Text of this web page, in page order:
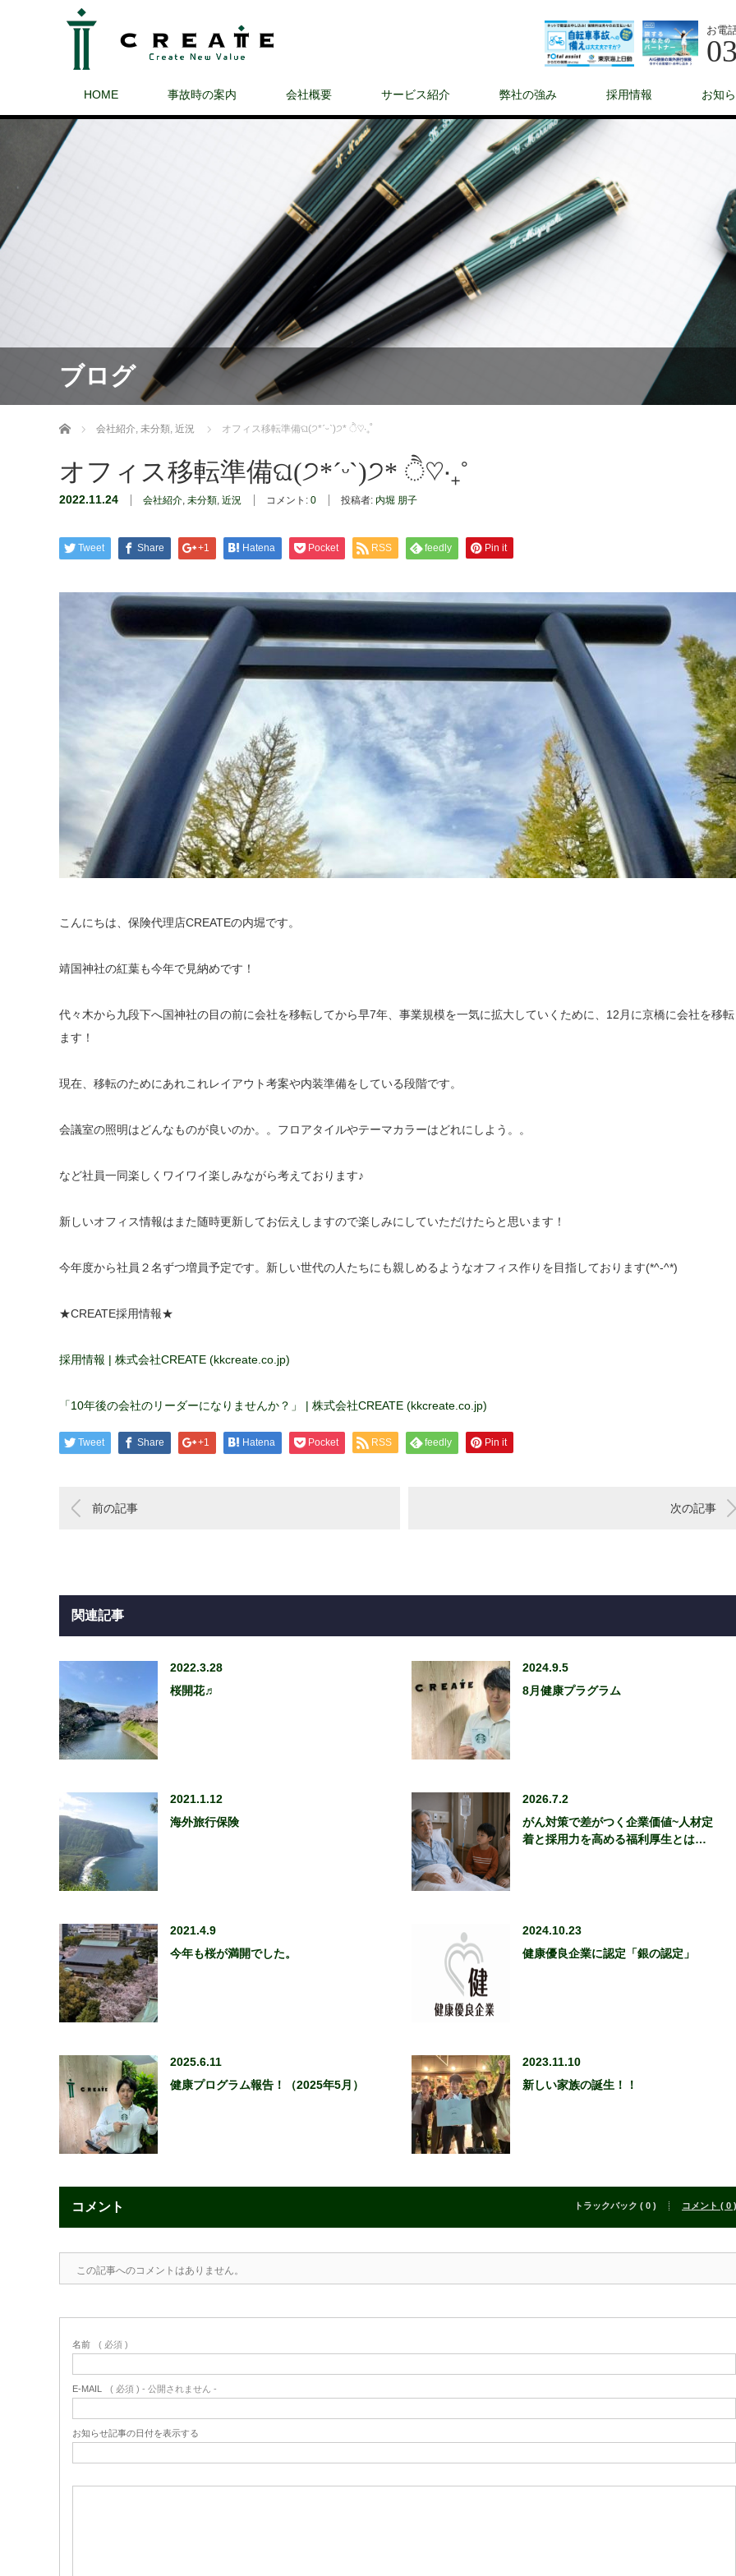
お電
HOME 事故時の案内 会社概要 サービス紹介 弊社の強み 採用情報 お知
ブログ
ホーム 会社紹介 未分類 近況 オフィス移転準備ଘ(੭*ˊᵕˋ)੭* ੈ♡‧₊˚
オフィス移転準備ଘ(੭*ˊᵕˋ)੭* ੈ♡‧₊˚
2022.11.24 会社紹介 未分類 近況 コメント: 0 投稿者: 内堀 朋子
Tweet Share +1 Hatena Pocket RSS feedly Pin it
こんにちは、保険代理店CREATEの内堀です。
靖国神社の紅葉も今年で見納めです！
代々木から九段下へ国神社の目の前に会社を移転してから早7年、事業規模を一気に拡大していくために、12月に京橋に会社を移
ます！
現在、移転のためにあれこれレイアウト考案や内装準備をしている段階です。
会議室の照明はどんなものが良いのか。。フロアタイルやテーマカラーはどれにしよう。。
など社員一同楽しくワイワイ楽しみながら考えております♪
新しいオフィス情報はまた随時更新してお伝えしますので楽しみにしていただけたらと思います！
今年度から社員２名ずつ増員予定です。新しい世代の人たちにも親しめるようなオフィス作りを目指しております(*^-^*)
★CREATE採用情報★
採用情報 | 株式会社CREATE (kkcreate.co.jp)
「10年後の会社のリーダーになりませんか？」 | 株式会社CREATE (kkcreate.co.jp)
Tweet Share +1 Hatena Pocket RSS feedly Pin it
前の記事 次の記事
関連記事
2022.3.28
桜開花♬
2024.9.5
8月健康プラグラム
2021.1.12
海外旅行保険
2026.7.2
がん対策で差がつく企業価値~人材定
着と採用力を高める福利厚生とは…
2021.4.9
今年も桜が満開でした。
2024.10.23
健康優良企業に認定「銀の認定」
2025.6.11
健康プログラム報告！（2025年5月）
2023.11.10
新しい家族の誕生！！
コメント トラックバック ( 0 ) コメント ( 0 )
この記事へのコメントはありません。
名前 ( 必須 )
E-MAIL ( 必須 ) - 公開されません -
お知らせ記事の日付を表示する